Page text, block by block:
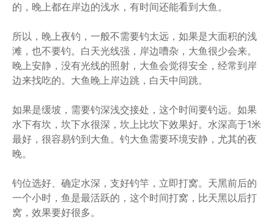
的，晚上都在岸边的浅水，有时间还能看到大鱼。
所以，晚上夜钓，一般不需要钓太远，如果是大面积的浅
滩，也不要钓。白天光线强，岸边嘈杂，大鱼很少会来。
晚上安静，没有光线的照射，大鱼会觉得安全，经常到岸
边来找吃的。大鱼晚上岸边跳，白天中间跳。
如果是缓坡，需要钓深浅交接处，这个时间要钓远。如果
水下有坎，坎下水很深，坎上比坎下效果好。水深高于1米
最好，很容易钓到大鱼。钓大鱼需要环境安静，尤其的夜
晚。
钓位选好、确定水深，支好钓竿，立即打窝。天黑前后的
一个小时，鱼是最活跃的，这个时间打窝，比天黑以后打
窝，效果要好很多。